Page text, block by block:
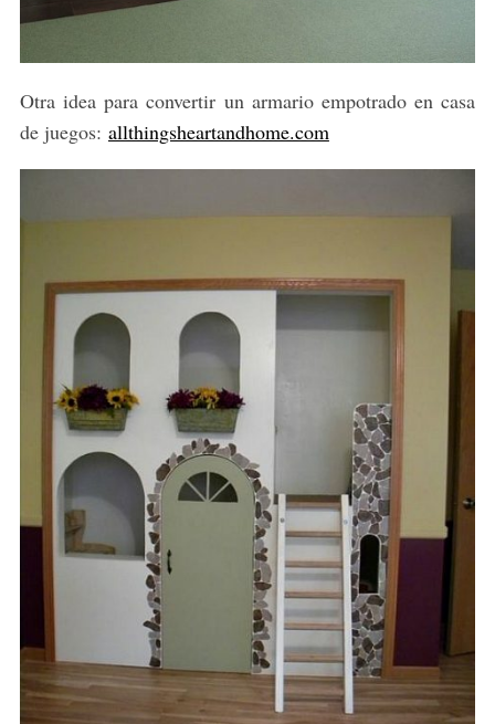
Otra idea para convertir un armario empotrado en casa
de juegos: allthingsheartandhome.com